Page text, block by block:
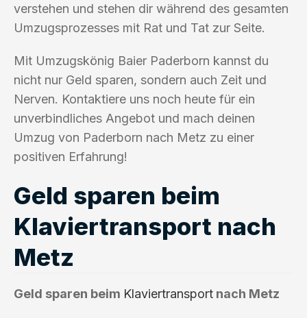
verstehen und stehen dir während des gesamten
Umzugsprozesses mit Rat und Tat zur Seite.
Mit Umzugskönig Baier Paderborn kannst du
nicht nur Geld sparen, sondern auch Zeit und
Nerven. Kontaktiere uns noch heute für ein
unverbindliches Angebot und mach deinen
Umzug von Paderborn nach Metz zu einer
positiven Erfahrung!
Geld sparen beim
Klaviertransport nach
Metz
Geld sparen beim Klaviertransport nach Metz